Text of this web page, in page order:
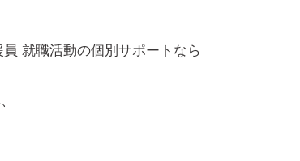
就職活動の個別サポートなら